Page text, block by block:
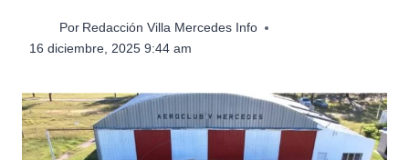
Por Redacción Villa Mercedes Info
16 diciembre, 2025 9:44 am